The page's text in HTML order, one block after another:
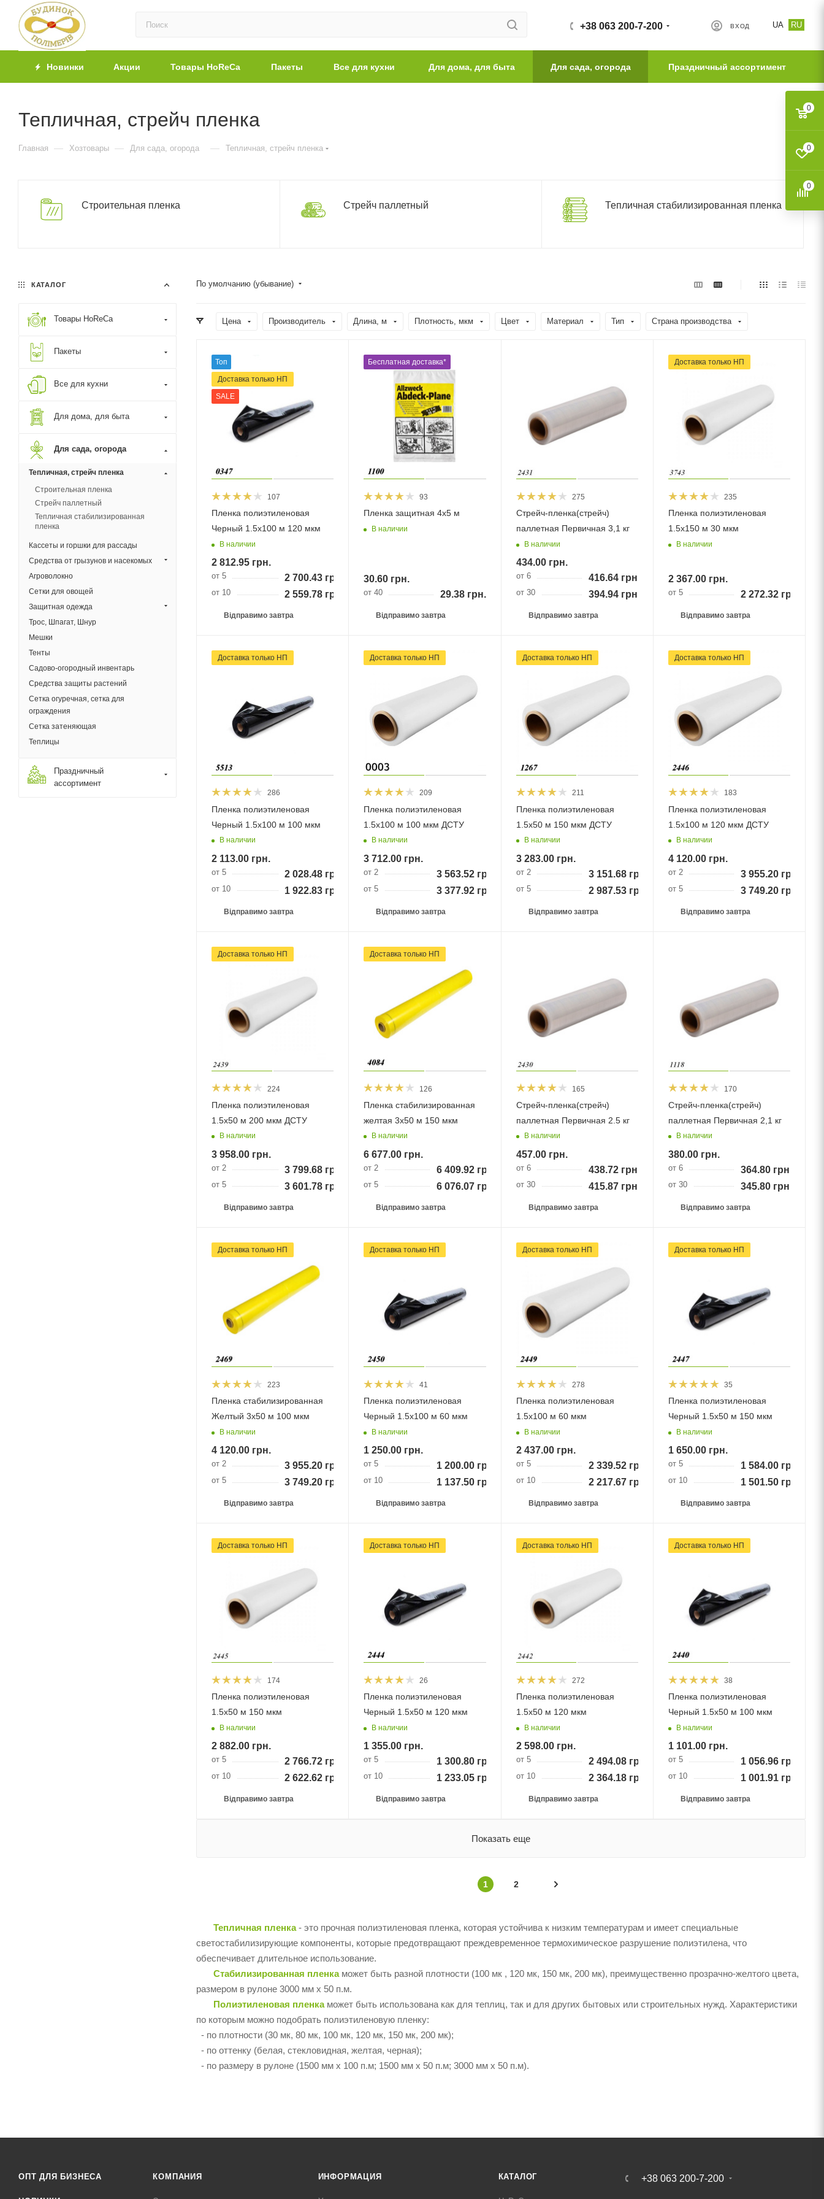
UA RU
ВХОД
+38 063 200-7-200
Новинки Акции Товары HoReCa Пакеты Все для кухни Для дома, для быта Для сада, огорода Праздничный ассортимент
Тепличная, стрейч пленка
Главная — Хозтовары — Для сада, огорода — Тепличная, стрейч пленка
Строительная пленка Стрейч паллетный Тепличная стабилизированная пленка
По умолчанию (убывание)
Цена Производитель Длина, м Плотность, мкм Цвет Материал Тип Страна производства
Топ
Доставка тільки НП
SALE
107
Пленка полиэтиленовая
Черный 1.5х100 м 120 мкм
В наличии
2 812.95 грн.
от 5 2 700.43грн.
от 10 2 559.78грн.
Відправимо завтра
Бесплатная доставка*
93
Пленка защитная 4х5 м
В наличии
30.60 грн.
от 40 29.38грн.
Відправимо завтра
275
Стрейч-пленка(стрейч)
паллетная Первичная 3,1 кг
В наличии
434.00грн.
от 6 416.64 грн.
от 30 394.94 грн.
Відправимо завтра
Доставка тільки НП
235
Пленка полиэтиленовая
1.5х150 м 30 мкм
В наличии
2 367.00грн.
от 5 2 272.32 грн.
Відправимо завтра
Доставка тільки НП
286
Пленка полиэтиленовая
Черный 1.5х100 м 100 мкм
В наличии
2 113.00 грн.
от 5 2 028.48грн.
от 10 1 922.83грн.
Відправимо завтра
Доставка тільки НП
209
Пленка полиэтиленовая
1.5х100 м 100 мкм ДСТУ
В наличии
3 712.00 грн.
от 2 3 563.52грн.
от 5 3 377.92грн.
Відправимо завтра
Доставка тільки НП
211
Пленка полиэтиленовая
1.5х50 м 150 мкм ДСТУ
В наличии
3 283.00грн.
от 2 3 151.68 грн.
от 5 2 987.53 грн.
Відправимо завтра
Доставка тільки НП
183
Пленка полиэтиленовая
1.5х100 м 120 мкм ДСТУ
В наличии
4 120.00грн.
от 2 3 955.20 грн.
от 5 3 749.20 грн.
Відправимо завтра
Доставка тільки НП
224
Пленка полиэтиленовая
1.5х50 м 200 мкм ДСТУ
В наличии
3 958.00 грн.
от 2 3 799.68грн.
от 5 3 601.78грн.
Відправимо завтра
Доставка тільки НП
126
Пленка стабилизированная
желтая 3х50 м 150 мкм
В наличии
6 677.00 грн.
от 2 6 409.92грн.
от 5 6 076.07грн.
Відправимо завтра
165
Стрейч-пленка(стрейч)
паллетная Первичная 2.5 кг
В наличии
457.00грн.
от 6 438.72 грн.
от 30 415.87 грн.
Відправимо завтра
170
Стрейч-пленка(стрейч)
паллетная Первичная 2,1 кг
В наличии
380.00грн.
от 6 364.80 грн.
от 30 345.80 грн.
Відправимо завтра
Доставка тільки НП
223
Пленка стабилизированная
Желтый 3х50 м 100 мкм
В наличии
4 120.00 грн.
от 2 3 955.20грн.
от 5 3 749.20грн.
Відправимо завтра
Доставка тільки НП
41
Пленка полиэтиленовая
Черный 1.5х100 м 60 мкм
В наличии
1 250.00 грн.
от 5 1 200.00грн.
от 10 1 137.50грн.
Відправимо завтра
Доставка тільки НП
278
Пленка полиэтиленовая
1.5х100 м 60 мкм
В наличии
2 437.00грн.
от 5 2 339.52 грн.
от 10 2 217.67 грн.
Відправимо завтра
Доставка тільки НП
35
Пленка полиэтиленовая
Черный 1.5х50 м 150 мкм
В наличии
1 650.00грн.
от 5 1 584.00 грн.
от 10 1 501.50 грн.
Відправимо завтра
Доставка тільки НП
174
Пленка полиэтиленовая
1.5х50 м 150 мкм
В наличии
2 882.00 грн.
от 5 2 766.72грн.
от 10 2 622.62грн.
Відправимо завтра
Доставка тільки НП
26
Пленка полиэтиленовая
Черный 1.5х50 м 120 мкм
В наличии
1 355.00 грн.
от 5 1 300.80грн.
от 10 1 233.05грн.
Відправимо завтра
Доставка тільки НП
272
Пленка полиэтиленовая
1.5х50 м 120 мкм
В наличии
2 598.00грн.
от 5 2 494.08 грн.
от 10 2 364.18 грн.
Відправимо завтра
Доставка тільки НП
38
Пленка полиэтиленовая
Черный 1.5х50 м 100 мкм
В наличии
1 101.00грн.
от 5 1 056.96 грн.
от 10 1 001.91 грн.
Відправимо завтра
Показать еще
1 2
Тепличная пленка- это прочная полиэтиленовая пленка, которая устойчива к низким температурам и имеет специальные
светостабилизирующие компоненты, которые предотвращают преждевременное термохимическое разрушение полиэтилена, что
обеспечивает длительное использование.
Стабилизированная пленка может быть разной плотности (100 мк , 120 мк, 150 мк, 200 мк), преимущественно прозрачно-желтого цвета,
размером в рулоне 3000 мм х 50 п.м.
Полиэтиленовая пленкаможет быть использована как для теплиц, так и для других бытовых или строительных нужд. Характеристики
по которым можно подобрать полиэтиленовую пленку:
- по плотности (30 мк, 80 мк, 100 мк, 120 мк, 150 мк, 200 мк);
- по оттенку (белая, стекловидная, желтая, черная);
- по размеру в рулоне (1500 мм х 100 п.м; 1500 мм х 50 п.м; 3000 мм х 50 п.м).
КАТАЛОГ
Товары HoReCa
Пакеты
Все для кухни
Для дома, для быта
Для сада, огорода
Тепличная, стрейч пленка
Строительная пленка
Стрейч паллетный
Тепличная стабилизированная
пленка
Кассеты и горшки для рассады
Средства от грызунов и насекомых
Агроволокно
Сетки для овощей
Защитная одежда
Трос, Шпагат, Шнур
Мешки
Тенты
Садово-огородный инвентарь
Средства защиты растений
Сетка огуречная, сетка для
ограждения
Сетка затеняющая
Теплицы
Праздничный
ассортимент
ОПТ ДЛЯ БИЗНЕСА КОМПАНИЯ ИНФОРМАЦИЯ КАТАЛОГ +38 063 200-7-200
0
0
0